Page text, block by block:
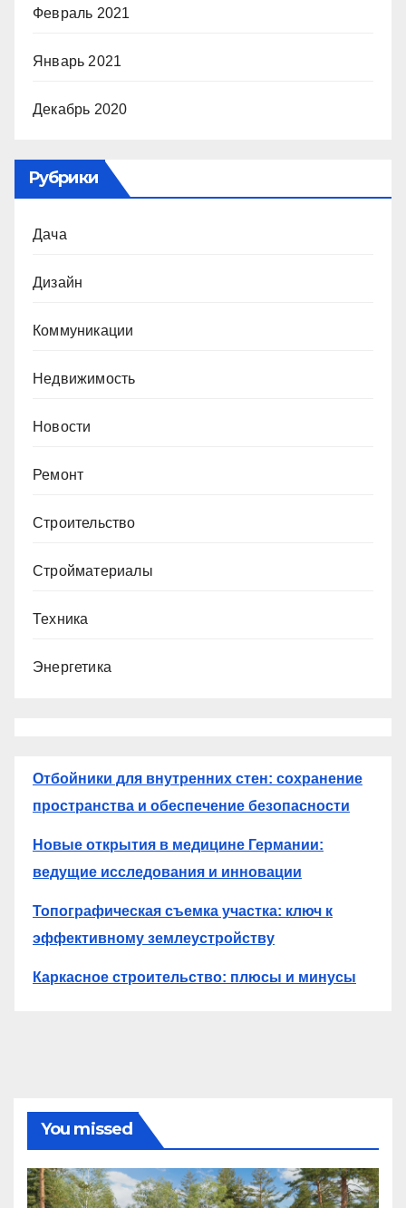
Февраль 2021
Январь 2021
Декабрь 2020
Рубрики
Дача
Дизайн
Коммуникации
Недвижимость
Новости
Ремонт
Строительство
Стройматериалы
Техника
Энергетика
Отбойники для внутренних стен: сохранение
пространства и обеспечение безопасности
Новые открытия в медицине Германии:
ведущие исследования и инновации
Топографическая съемка участка: ключ к
эффективному землеустройству
Каркасное строительство: плюсы и минусы
You missed